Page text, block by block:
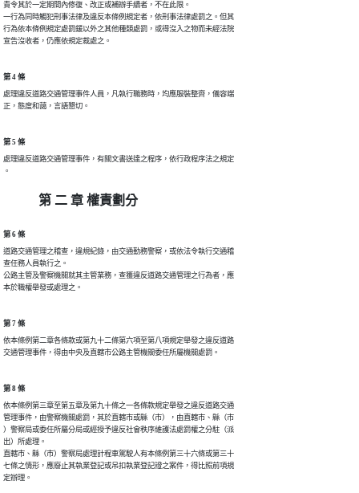
責令其於一定期間內修復、改正或補辦手續者，不在此限。
一行為同時觸犯刑事法律及違反本條例規定者，依刑事法律處罰之。但其
行為依本條例規定處罰鍰以外之其他種類處罰，或得沒入之物而未經法院
宣告沒收者，仍應依規定裁處之。
第 4 條
處理違反道路交通管理事件人員，凡執行職務時，均應服裝整齊，儀容端
正，態度和藹，言語懇切。
第 5 條
處理違反道路交通管理事件，有關文書送達之程序，依行政程序法之規定
。
第 二 章 權責劃分
第 6 條
道路交通管理之稽查，違規紀錄，由交通勤務警察，或依法令執行交通稽
查任務人員執行之。
公路主管及警察機關就其主管業務，查獲違反道路交通管理之行為者，應
本於職權舉發或處理之。
第 7 條
依本條例第二章各條款或第九十二條第六項至第八項規定舉發之違反道路
交通管理事件，得由中央及直轄市公路主管機關委任所屬機關處罰。
第 8 條
依本條例第三章至第五章及第九十條之一各條款規定舉發之違反道路交通
管理事件，由警察機關處罰，其於直轄市或縣（市），由直轄市、縣（市
）警察局或委任所屬分局或經授予違反社會秩序維護法處罰權之分駐（派
出）所處理。
直轄市、縣（市）警察局處理計程車駕駛人有本條例第三十六條或第三十
七條之情形，應廢止其執業登記或吊扣執業登記證之案件，得比照前項規
定辦理。